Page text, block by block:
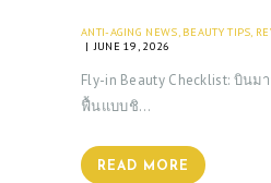
ANTI-AGING NEWS BEAUTY TIPS
JUNE 19, 2026
Fly-in Beauty Checklist: บิน
ฟื้นแบบชิ…
READ MORE